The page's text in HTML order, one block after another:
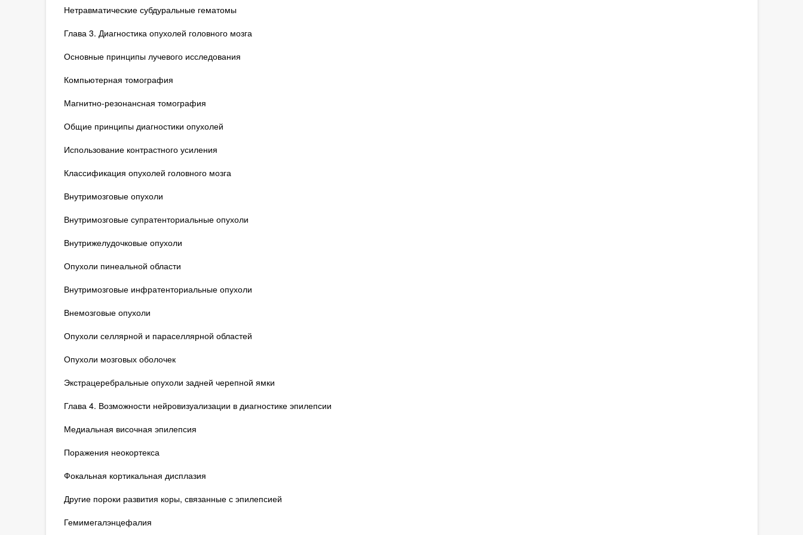
Нетравматические субдуральные гематомы
Глава 3. Диагностика опухолей головного мозга
Основные принципы лучевого исследования
Компьютерная томография
Магнитно-резонансная томография
Общие принципы диагностики опухолей
Использование контрастного усиления
Классификация опухолей головного мозга
Внутримозговые опухоли
Внутримозговые супратенториальные опухоли
Внутрижелудочковые опухоли
Опухоли пинеальной области
Внутримозговые инфратенториальные опухоли
Внемозговые опухоли
Опухоли селлярной и параселлярной областей
Опухоли мозговых оболочек
Экстрацеребральные опухоли задней черепной ямки
Глава 4. Возможности нейровизуализации в диагностике эпилепсии
Медиальная височная эпилепсия
Поражения неокортекса
Фокальная кортикальная дисплазия
Другие пороки развития коры, связанные с эпилепсией
Гемимегалэнцефалия